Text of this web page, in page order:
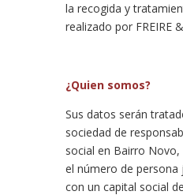
la recogida y
realizado por FREIRE
¿Quien somos?
Sus datos serán
sociedad de
social en Bairro
el número de persona
con un capital social